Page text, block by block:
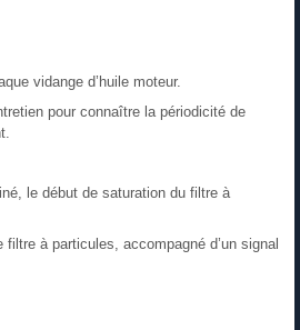
vidange d’huile moteur.
pour connaître la périodicité de
le début de saturation du filtre à
filtre à particules, accompagné d’un signal